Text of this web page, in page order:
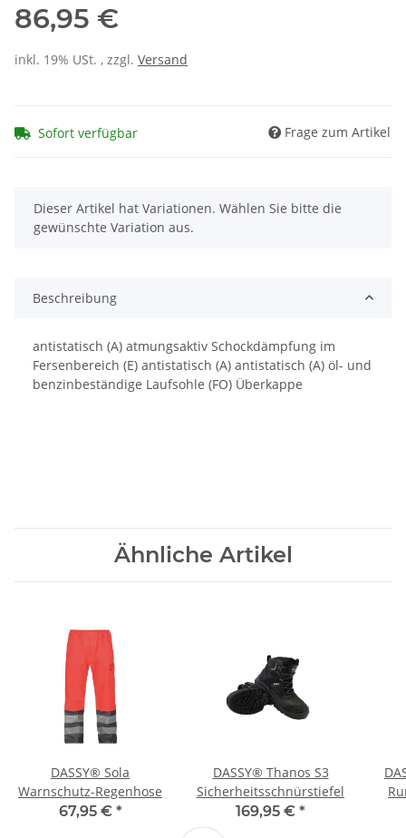
86,95 €
inkl. 19% USt. , zzgl. Versand
Sofort verfügbar Frage zum Artikel
x
Dieser Artikel hat Variationen. Wählen Sie bitte die
gewünschte Variation aus.
Beschreibung
antistatisch (A) atmungsaktiv Schockdämpfung im
Fersenbereich (E) antistatisch (A) antistatisch (A) öl- und
benzinbeständige Laufsohle (FO) Überkappe
Ähnliche Artikel
DASSY® Sola
Warnschutz-Regenhose
67,95 € *
DASSY® Thanos S3
Sicherheitsschnürstiefel
169,95 € *